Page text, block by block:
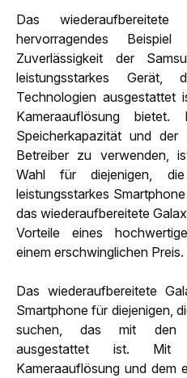
Das
hervorragendes
Zuverlässigkeit der
leistungsstarkes
Technologien ausgestattet
Kameraauflösung
Speicherkapazität und
Betreiber zu verwenden,
Wahl für diejenigen,
leistungsstarkes
das wiederaufbereitete
Vorteile eines
einem erschwinglichen Preis.
Das wiederaufbereitete
Smartphone für diejenigen,
suchen, das mit den
ausgestattet ist. Mit
Kameraauflösung und dem